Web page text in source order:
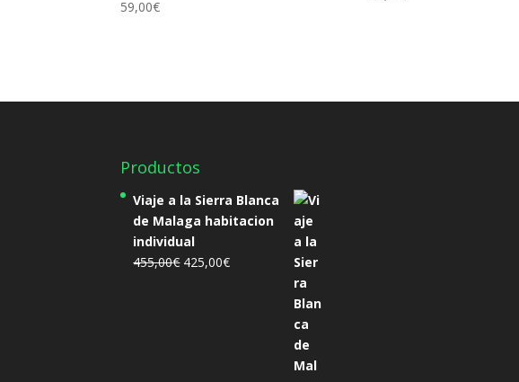
59,00€
Productos
Viaje a la Sierra Blanca
de Malaga habitacion
individual
455,00€ El
425,00€El